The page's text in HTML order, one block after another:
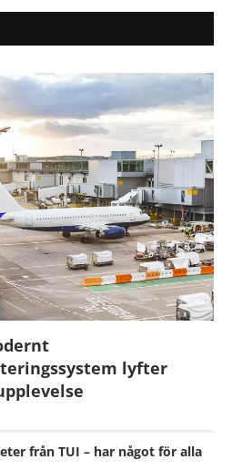
lyfter
från TUI – har något för alla